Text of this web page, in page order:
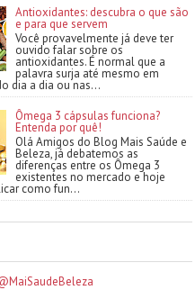
Antioxidantes: descubra o que são
e para que servem
Você provavelmente já deve ter
ouvido falar sobre os
antioxidantes. É normal que a
palavra surja até mesmo em
dia a dia ou nas...
Ômega 3 cápsulas funciona?
Entenda por quê!
Olá Amigos do Blog Mais Saúde e
Beleza, já debatemos as
diferenças entre os Ômega 3
existentes no mercado e hoje
como fun...